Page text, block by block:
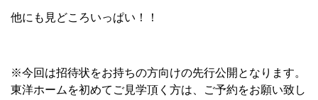
他にも見どころいっぱい！！
※今回は招待状をお持ちの方向けの先行公開となります。
東洋ホームを初めてご見学頂く方は、ご予約をお願い致し